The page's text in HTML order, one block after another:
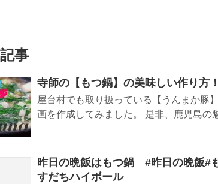
事
寺師の【もつ鍋】の美味しい作り方
屋台村でも取り扱っている【うんまか豚
画を作成してみました。 是非、鹿児島の
昨日の晩飯はもつ鍋 #昨日の晩飯#
すだちハイボール